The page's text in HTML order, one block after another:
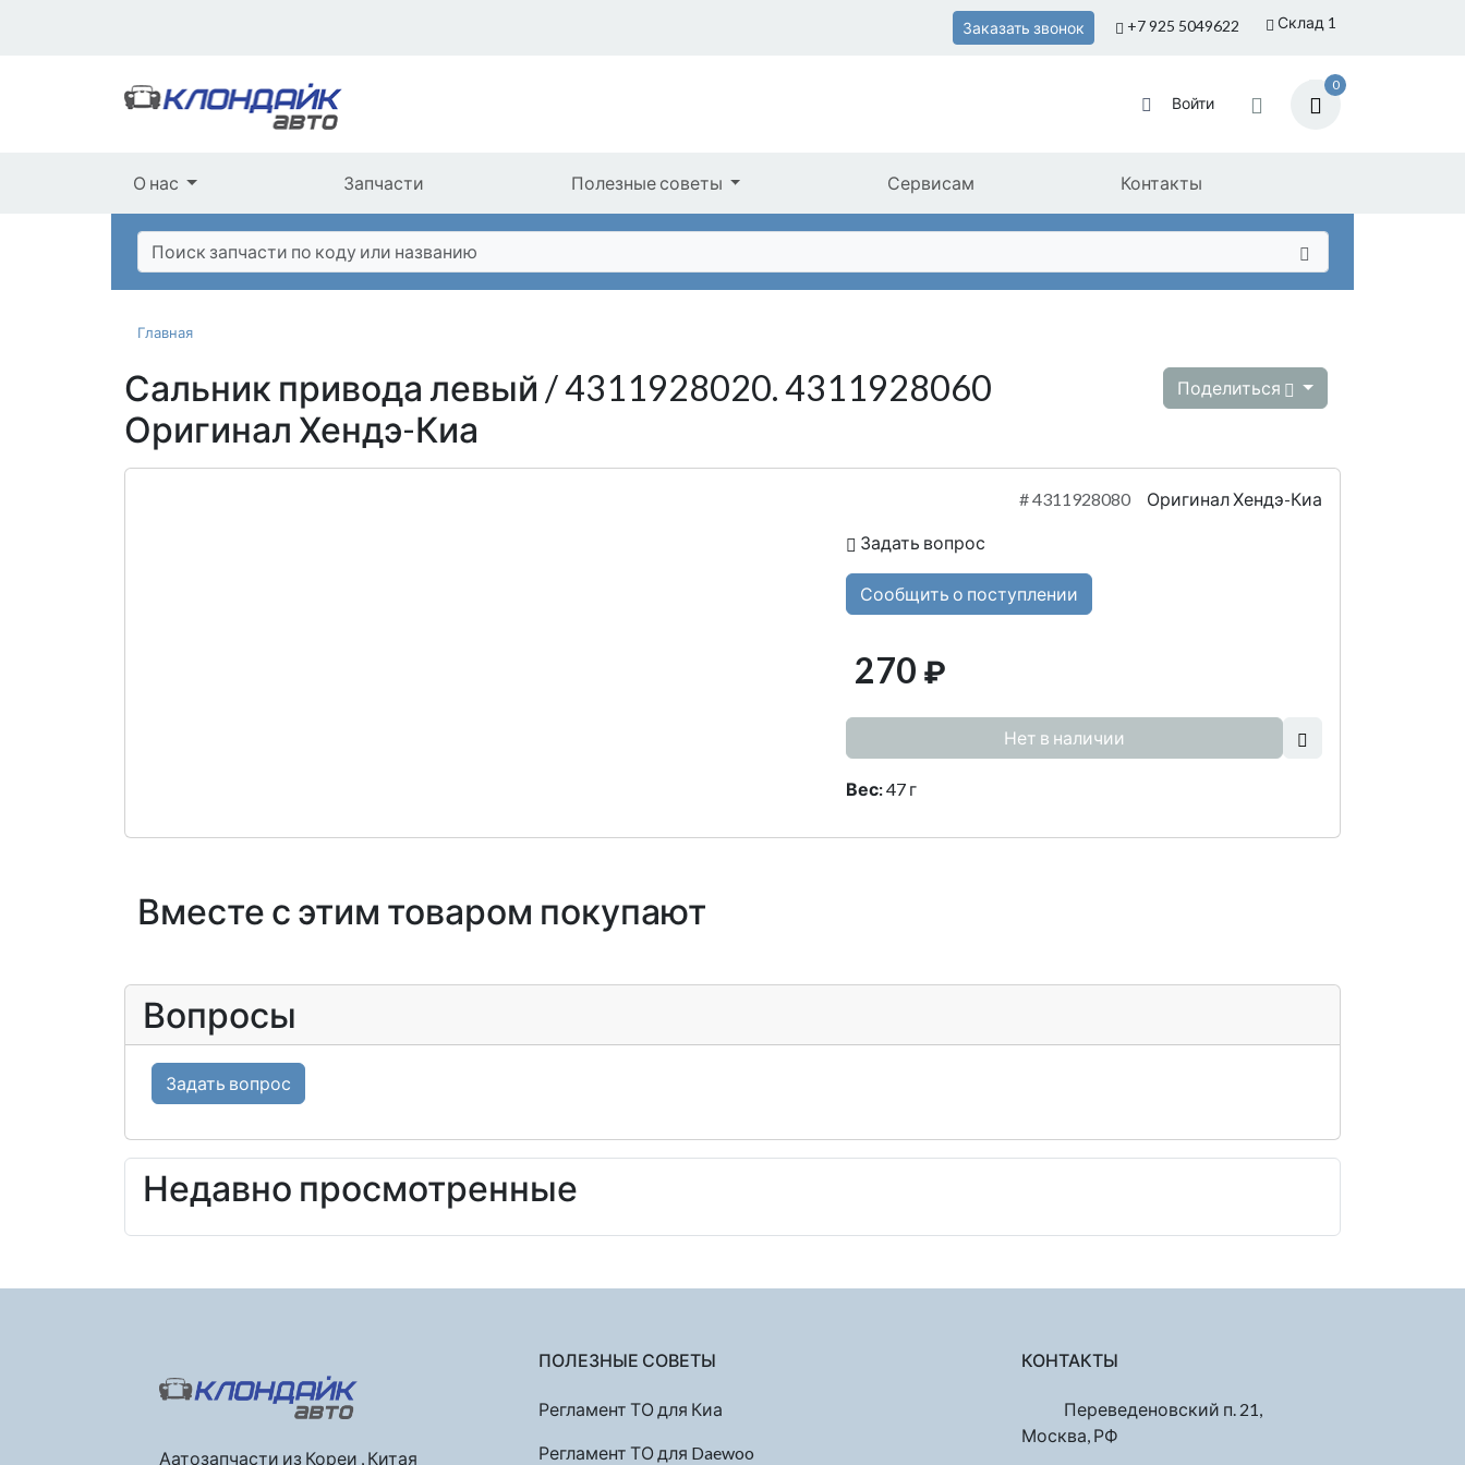
Склад 1
Заказать звонок +7 925 5049622
Войти
0
О нас Запчасти Полезные советы Сервисам Контакты
Главная
Сальник привода левый / 4311928020. 4311928060
Оригинал Хендэ-Киа
Поделиться
#4311928080 Оригинал Хендэ-Киа
Задать вопрос
Сообщить о поступлении
270 ₽
Нет в наличии
Вес:47 г
Вместе с этим товаром покупают
Вопросы
Задать вопрос
Недавно просмотренные
Аатозапчасти из Кореи , Китая
ПОЛЕЗНЫЕ СОВЕТЫ
Регламент ТО для Киа
Регламент ТО для Daewoo
КОНТАКТЫ
Переведеновский п. 21,
Москва, РФ